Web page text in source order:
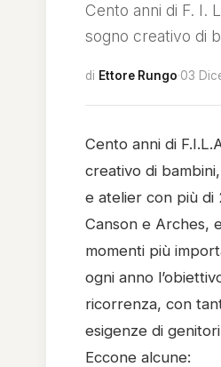
Cento anni di F. I.
sogno creativo di
di Ettore Rungo·03
Cento anni di
creativo di
e atelier con più di
Canson e Arches,
momenti più
ogni anno
ricorrenza, con
esigenze di
Eccone alcune: